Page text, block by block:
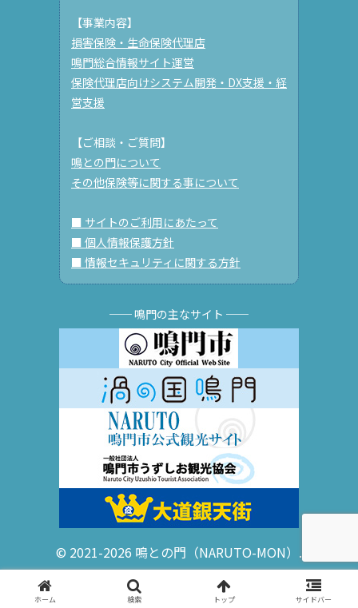
【事業内容】
損害保険・生命保険代理店
鳴門総合情報サイト運営
保険代理店向けシステム開発・DX支援・経
営支援
【ご相談・ご質問】
鳴との門について
その他保険等に関する事について
■ サイトのご利用にあたって
■ 個人情報保護方針
■ 情報セキュリティに関する方針
── 鳴門の主なサイト ──
© 2021-2026 鳴との門（NARUTO-MON）.
ホーム 検索 トップ サイドバー